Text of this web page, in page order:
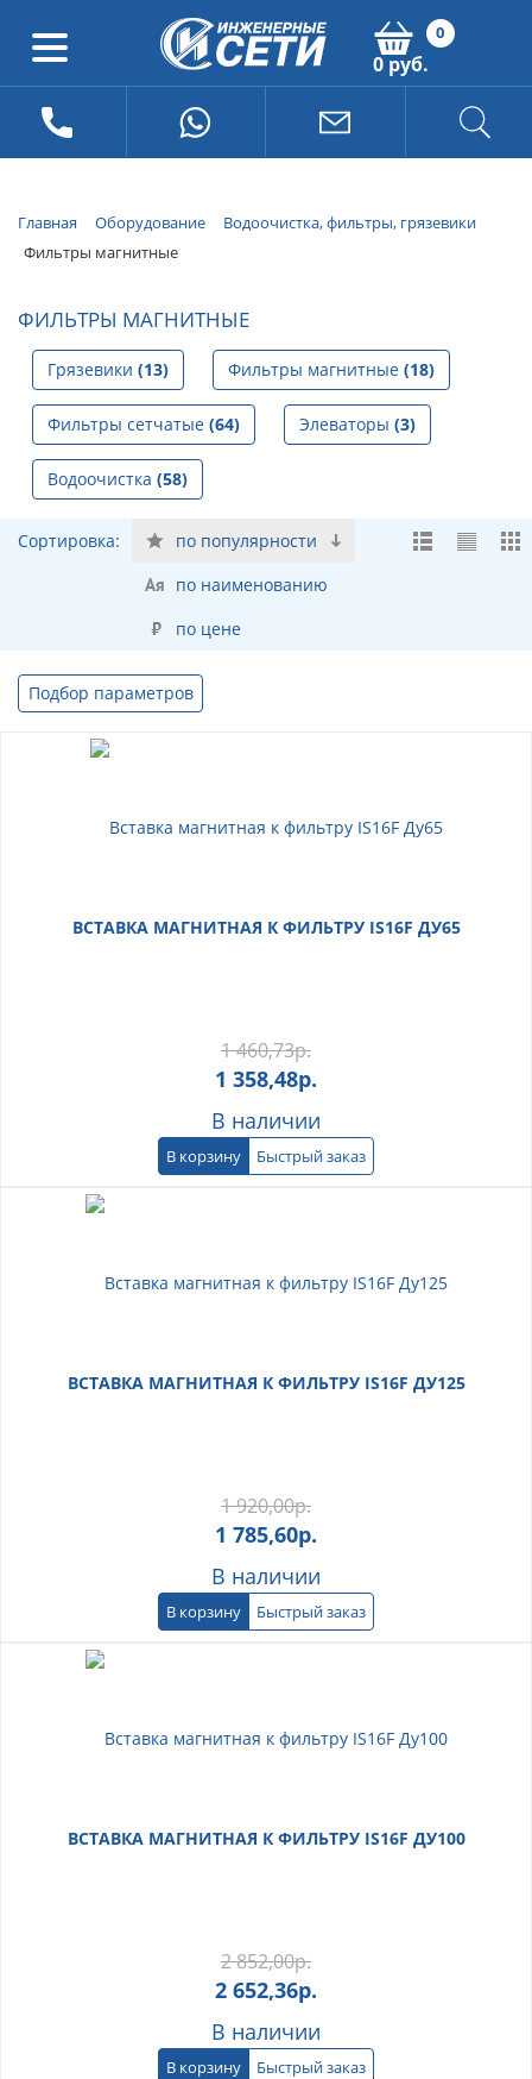
0
0 руб.
Главная Оборудование
Водоочистка, фильтры, грязевики
Фильтры магнитные
ФИЛЬТРЫ МАГНИТНЫЕ
Грязевики (13) Фильтры магнитные (18)
Фильтры сетчатые (64) Элеваторы (3)
Водоочистка (58)
Сортировка:
по популярности
по наименованию
по цене
Подбор параметров
ВСТАВКА МАГНИТНАЯ К ФИЛЬТРУ IS16F ДУ65
1 460,73р.
1 358,48р.
В наличии
В корзину Быстрый заказ
ВСТАВКА МАГНИТНАЯ К ФИЛЬТРУ IS16F ДУ125
1 920,00р.
1 785,60р.
В наличии
В корзину Быстрый заказ
ВСТАВКА МАГНИТНАЯ К ФИЛЬТРУ IS16F ДУ100
2 852,00р.
2 652,36р.
В наличии
В корзину Быстрый заказ